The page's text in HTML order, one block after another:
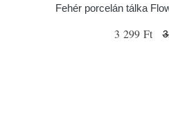
Fehér porcelán tálka
3 299 Ft